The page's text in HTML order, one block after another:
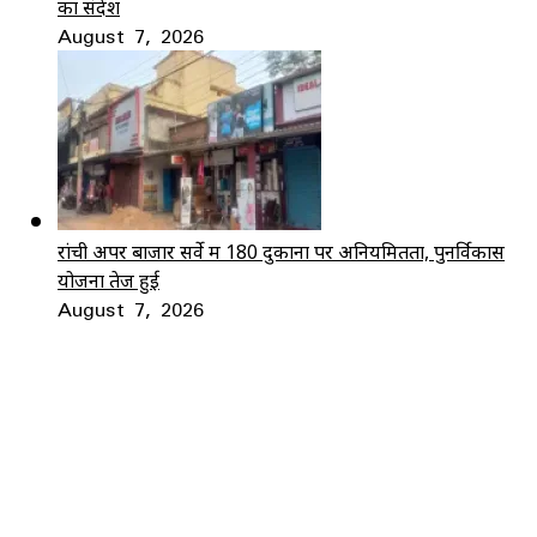
का संदेश
August 7, 2026
रांची अपर बाजार सर्वे में 180 दुकानों पर अनियमितता, पुनर्विकास
योजना तेज हुई
August 7, 2026